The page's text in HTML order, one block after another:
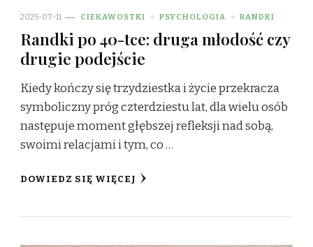
2025-07-11 CIEKAWOSTKI PSYCHOLOGIA RANDKI
Randki po 40-tce: druga młodość czy
drugie podejście
Kiedy kończy się trzydziestka i życie przekracza
symboliczny próg czterdziestu lat, dla wielu osób
następuje moment głębszej refleksji nad sobą,
swoimi relacjami i tym, co …
DOWIEDZ SIĘ WIĘCEJ